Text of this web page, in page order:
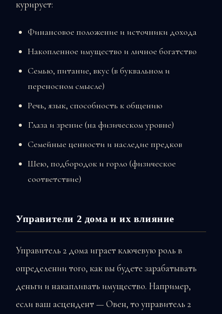
курирует:
Финансовое положение и источники дохода
Накопленное имущество и личное богатство
Семью, питание, вкус (в буквальном и
переносном смысле)
Речь, язык, способность к общению
Глаза и зрение (на физическом уровне)
Семейные ценности и наследие предков
Шею, подбородок и горло (физическое
соответствие)
Управители 2 дома и их влияние
Управитель 2 дома играет ключевую роль в
определении того, как вы будете зарабатывать
деньги и накапливать имущество. Например,
если ваш асцендент — Овен, то управитель 2